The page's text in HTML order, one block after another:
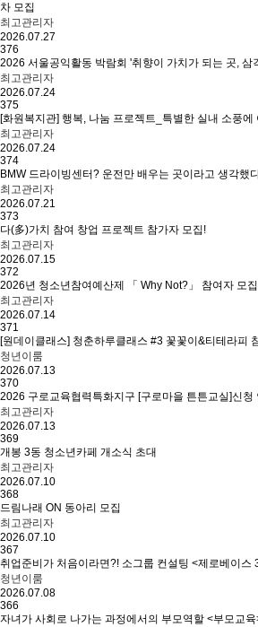
차 모집
최고관리자
2026.07.27
376
2026 서울공익활동 박람회 '취향이 가치가 되는 곳, 삼
최고관리자
2026.07.24
375
[화원복지관] 행복, 나눔 프로젝트_특별한 실내 소풍에
최고관리자
2026.07.24
374
BMW 드라이빙센터? 운전만 배우는 곳이라고 생각했
최고관리자
2026.07.21
373
다(多)가치 참여 창업 프로젝트 참가자 모집!
최고관리자
2026.07.15
372
2026년 청소년참여예산제 「 Why Not?」 참여자 모
최고관리자
2026.07.14
371
[원데이클래스] 청춘하루클래스 #3 꽃꽃이&티테라피
청년이룸
2026.07.13
370
2026 구로교육협력특화지구 [구로마을 튼튼교실]신청
최고관리자
2026.07.13
369
개봉 3동 청소년카페 개소식 초대
최고관리자
2026.07.10
368
드림나래 ON 동아리 모집
최고관리자
2026.07.10
367
취업준비가 처음이라면?! 소그룹 컨설팅 <제로베이스
청년이룸
2026.07.08
366
자녀가 사회로 나가는 과정에서의 부모역할 <부모교육